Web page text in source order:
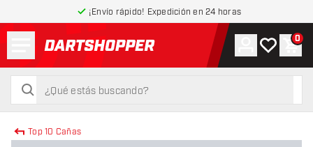
¡Envío rápido! Expedición en 24 horas
volver a la página de inicio
buscar
buscar
Cuenta
Mi lista de
0
Top 10 Cañas